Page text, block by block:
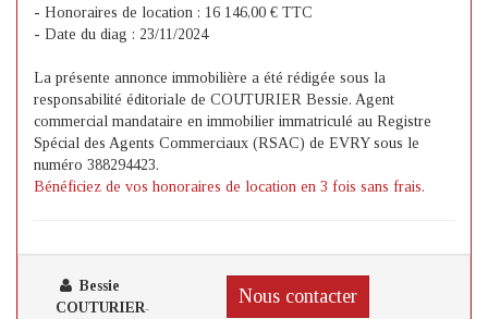
- Honoraires de location : 16 146,00 € TTC
- Date du diag : 23/11/2024
La présente annonce immobilière a été rédigée sous la
responsabilité éditoriale de COUTURIER Bessie. Agent
commercial mandataire en immobilier immatriculé au Registre
Spécial des Agents Commerciaux (RSAC) de EVRY sous le
numéro 388294423.
Bénéficiez de vos honoraires de location en 3 fois sans frais.
Bessie
COUTURIER-
Nous contacter